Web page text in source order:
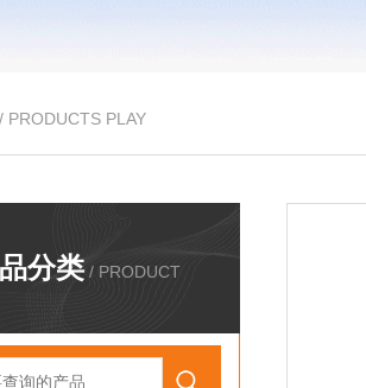
/ PRODUCTS PLAY
分类 / PRODUCT